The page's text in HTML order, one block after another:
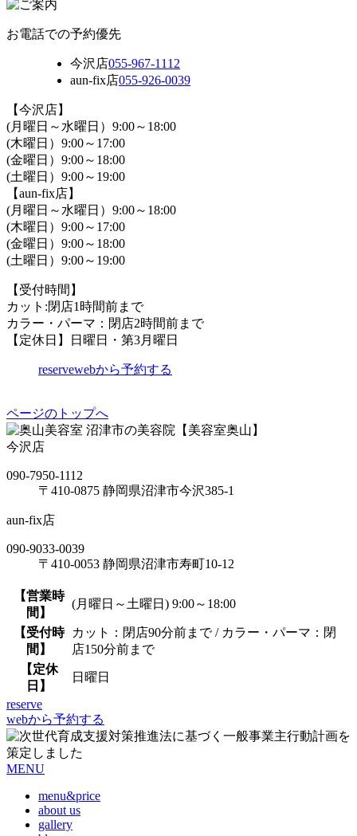
お電話での予約優先
今沢店055-967-1112
aun-fix店055-926-0039
【今沢店】
(月曜日～水曜日）9:00～18:00
(木曜日）9:00～17:00
(金曜日）9:00～18:00
(土曜日）9:00～19:00
【aun-fix店】
(月曜日～水曜日）9:00～18:00
(木曜日）9:00～17:00
(金曜日）9:00～18:00
(土曜日）9:00～19:00
【受付時間】
カット:閉店1時間前まで
カラー・パーマ：閉店2時間前まで
【定休日】日曜日・第3月曜日
reservewebから予約する
ページのトップへ
沼津市の美容院【美容室奥山】
今沢店
090-7950-1112
〒410-0875 静岡県沼津市今沢385-1
aun-fix店
090-9033-0039
〒410-0053 静岡県沼津市寿町10-12
【営業時
間】
(月曜日～土曜日) 9:00～18:00
【受付時
間】
カット：閉店90分前まで / カラー・パーマ：閉
店150分前まで
【定休
日】
日曜日
reserve
webから予約する
MENU
menu&price
about us
gallery